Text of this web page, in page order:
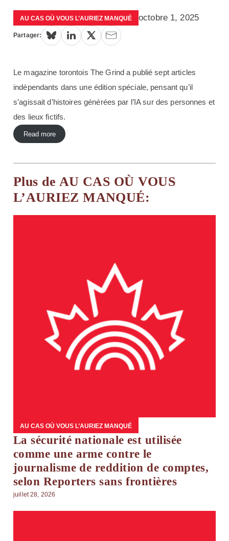
AU CAS OÙ VOUS L’AURIEZ MANQUÉ octobre 1, 2025
Partager:
Le magazine torontois The Grind a publié sept articles
indépendants dans une édition spéciale, pensant qu’il
s’agissait d’histoires générées par l’IA sur des personnes et
des lieux fictifs.
Read more
Plus de AU CAS OÙ VOUS
L’AURIEZ MANQUÉ:
AU CAS OÙ VOUS L’AURIEZ MANQUÉ
La sécurité nationale est utilisée
comme une arme contre le
journalisme de reddition de comptes,
selon Reporters sans frontières
juillet 28, 2026